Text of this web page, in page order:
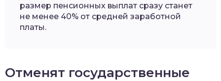
размер пенсионных выплат сразу станет
не менее 40% от средней заработной
платы.
Отменят государственные